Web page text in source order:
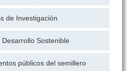
de Investigación
Sostenible
públicos del semillero